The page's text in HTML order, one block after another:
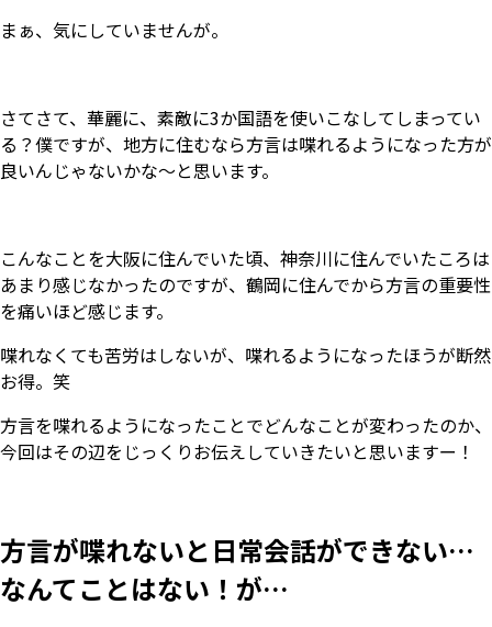
まぁ、気にしていませんが。
さてさて、華麗に、素敵に3か国語を使いこなしてしまってい
る？僕ですが、地方に住むなら方言は喋れるようになった方が
良いんじゃないかな～と思います。
こんなことを大阪に住んでいた頃、神奈川に住んでいたころは
あまり感じなかったのですが、鶴岡に住んでから方言の重要性
を痛いほど感じます。
喋れなくても苦労はしないが、喋れるようになったほうが断然
お得。笑
方言を喋れるようになったことでどんなことが変わったのか、
今回はその辺をじっくりお伝えしていきたいと思いますー！
方言が喋れないと日常会話ができない…
なんてことはない！が…